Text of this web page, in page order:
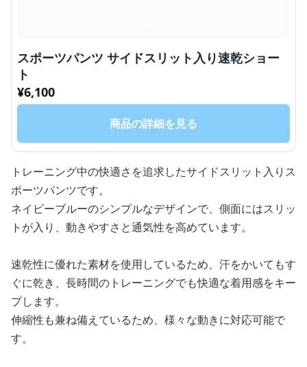
スポーツパンツ サイドスリット入り速乾ショー
ト
¥6,100
商品の詳細を見る
トレーニング中の快適さを追求したサイドスリット入りス
ポーツパンツです。
ネイビーブルーのシンプルなデザインで、側面にはスリッ
トが入り、動きやすさと通気性を高めています。
速乾性に優れた素材を使用しているため、汗をかいてもす
ぐに乾き、長時間のトレーニングでも快適な着用感をキー
プします。
伸縮性も兼ね備えているため、様々な動きに対応可能で
す。